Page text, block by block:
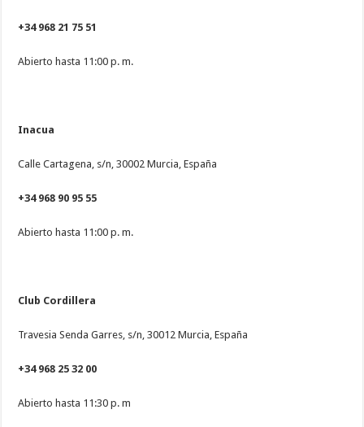
+34 968 21 75 51
Abierto hasta 11:00 p. m.
Inacua
Calle Cartagena, s/n, 30002 Murcia, España
+34 968 90 95 55
Abierto hasta 11:00 p. m.
Club Cordillera
Travesia Senda Garres, s/n, 30012 Murcia, España
+34 968 25 32 00
Abierto hasta 11:30 p. m